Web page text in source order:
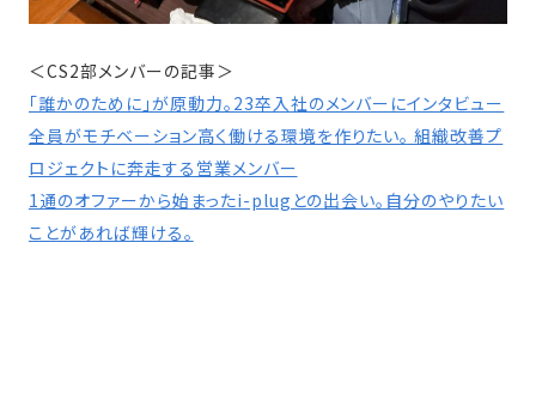
＜CS2部メンバーの記事＞
「誰かのために」が原動力。23卒入社のメンバーにインタビュー
全員がモチベーション高く働ける環境を作りたい。 組織改善プ
ロジェクトに奔走する営業メンバー
1通のオファーから始まったi-plugとの出会い。自分のやりたい
ことがあれば輝ける。